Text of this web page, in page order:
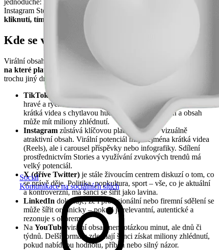
Social
Komunikace na sociálních sítích
Instagram Stories nebo výzva k označování přátel.
kliknutí, tím větší šance
Kde se virální obsah šíří nejlépe?
Virální obsah nevzniká ve vakuu – jeho úspěch úzce souvisí s tím,
na které platformě vznikne
trochu jiný druh sdílení i typ obsahu, který má šanci uspět.
TikTok je ideální prostředí pro značky, které se nebojí být
hravé a rychle reagovat. Nejlépe fungují výzvy, trendy a
krátká videa s chytlavou hudbou – stačí pár hodin a obsah
může mít miliony zhlédnutí.
Instagram zůstává klíčovou platformou pro vizuálně
atraktivní obsah. Virální potenciál mají zejména krátká videa
(Reels), ale i carousel příspěvky nebo infografiky. Sdílení
prostřednictvím Stories a využívání zvukových trendů má
velký potenciál.
X (dříve Twitter) je stále živoucím centrem diskuzí o tom, co
se právě děje. Politika, popkultura, sport – vše, co je aktuální
a kontroverzní, má šanci se šířit jako lavina.
LinkedIn dokazuje, že i profesionální nebo firemní sdělení se
může šířit organicky – pokud je relevantní, autentické a
rezonuje s oborem.
Na YouTube
virální obsah není otázkou minut, ale dnů či
týdnů. Delší formáty zde mají šanci získat miliony zhlédnutí,
pokud nabídnou hodnotu, příběh nebo silný názor.